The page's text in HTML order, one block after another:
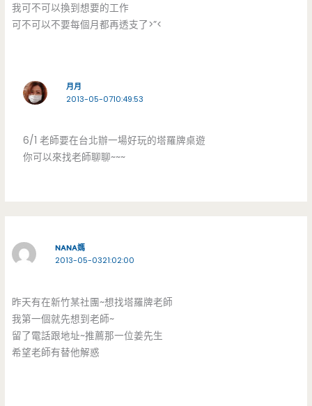
我可不可以換到想要的工作
可不可以不要每個月都再透支了>”<
月月
2013-05-0710:49:53
6/1 老師要在台北辦一場好玩的塔羅牌桌遊
你可以來找老師聊聊~~~
NANA媽
2013-05-0321:02:00
昨天有在新竹某社團~想找塔羅牌老師
我第一個就先想到老師~
留了電話跟地址~推薦那一位姜先生
希望老師有替他解惑